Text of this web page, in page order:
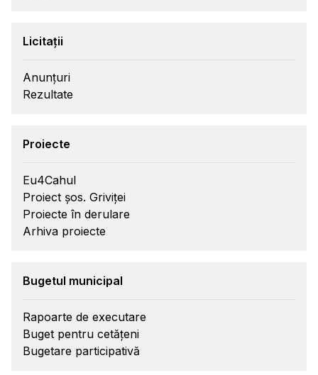
Licitații
Anunțuri
Rezultate
Proiecte
Eu4Cahul
Proiect șos. Griviței
Proiecte în derulare
Arhiva proiecte
Bugetul municipal
Rapoarte de executare
Buget pentru cetățeni
Bugetare participativă